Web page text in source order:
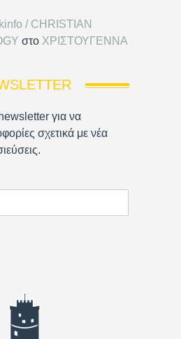
/ CHRISTIAN
στο ΧΡΙΣΤΟΥΓΕΝΝΑ
για να
σχετικά με νέα